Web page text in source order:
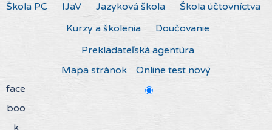
Škola PC IJaV Jazyková škola
Škola účtovníctva
Kurzy a školenia
Doučovanie
Prekladateľská agentúra
Mapa stránok
Online test nový
face
boo